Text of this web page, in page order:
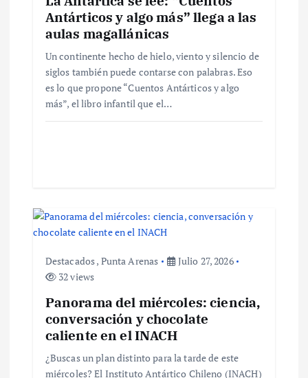
d
Antárticos y algo más” llega a las
aulas magallánicas
Un continente hecho de hielo, viento y silencio de
siglos también puede contarse con palabras. Eso
es lo que propone “Cuentos Antárticos y algo
más”, el libro infantil que el…
Destacados, Punta Arenas
Julio 27, 2026
32 views
Panorama del miércoles: ciencia,
conversación y chocolate
caliente en el INACH
¿Buscas un plan distinto para la tarde de este
miércoles? El Instituto Antártico Chileno (INACH)